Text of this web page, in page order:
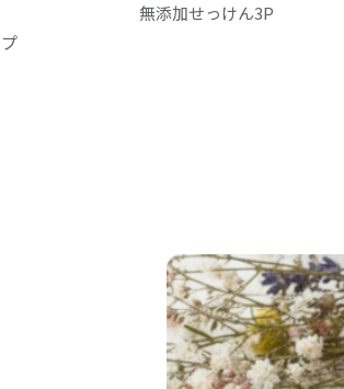
無添加せっけん3P